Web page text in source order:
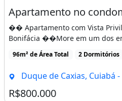
�� Apartamento com Vista
Bonifácia ��More em um dos
96m² de Área Total 2 Dormitórios
Duque de Caxias, Cuiabá
R$800.000